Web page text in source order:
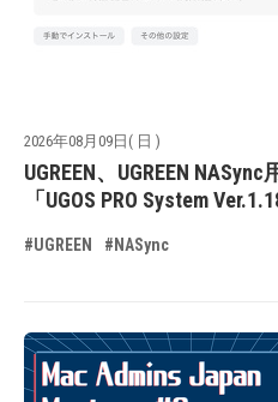
2026年08月09日( 日 )
UGREEN、UGREEN
「UGOS PRO System
#UGREEN #NASync